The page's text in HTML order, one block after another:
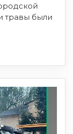
травы были